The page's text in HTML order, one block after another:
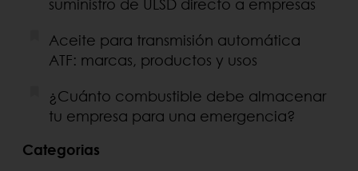
suministro de ULSD directo a empresas
Aceite para transmisión automática
ATF: marcas, productos y usos
¿Cuánto combustible debe almacenar
tu empresa para una emergencia?
Categorias